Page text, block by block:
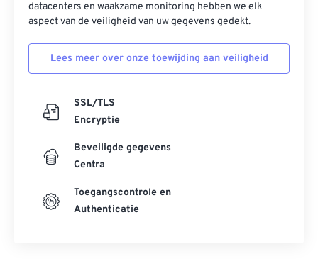
datacenters en waakzame monitoring hebben we elk
aspect van de veiligheid van uw gegevens gedekt.
Lees meer over onze toewijding aan veiligheid
SSL/TLS
Encryptie
Beveiligde gegevens
Centra
Toegangscontrole en
Authenticatie